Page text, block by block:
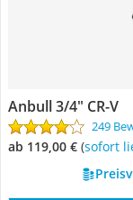
Anbull 3/4" CR-V
249
ab 119,00 € ( Sofort